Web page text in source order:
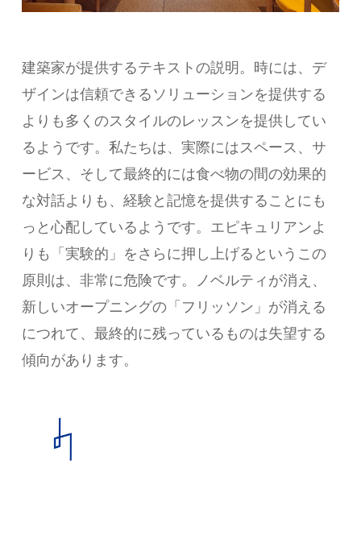
建築家が提供するテキストの説明。時には、デ
ザインは信頼できるソリューションを提供する
よりも多くのスタイルのレッスンを提供してい
るようです。私たちは、実際にはスペース、サ
ービス、そして最終的には食べ物の間の効果的
な対話よりも、経験と記憶を提供することにも
っと心配しているようです。エピキュリアンよ
りも「実験的」をさらに押し上げるというこの
原則は、非常に危険です。ノベルティが消え、
新しいオープニングの「フリッソン」が消える
につれて、最終的に残っているものは失望する
傾向があります。